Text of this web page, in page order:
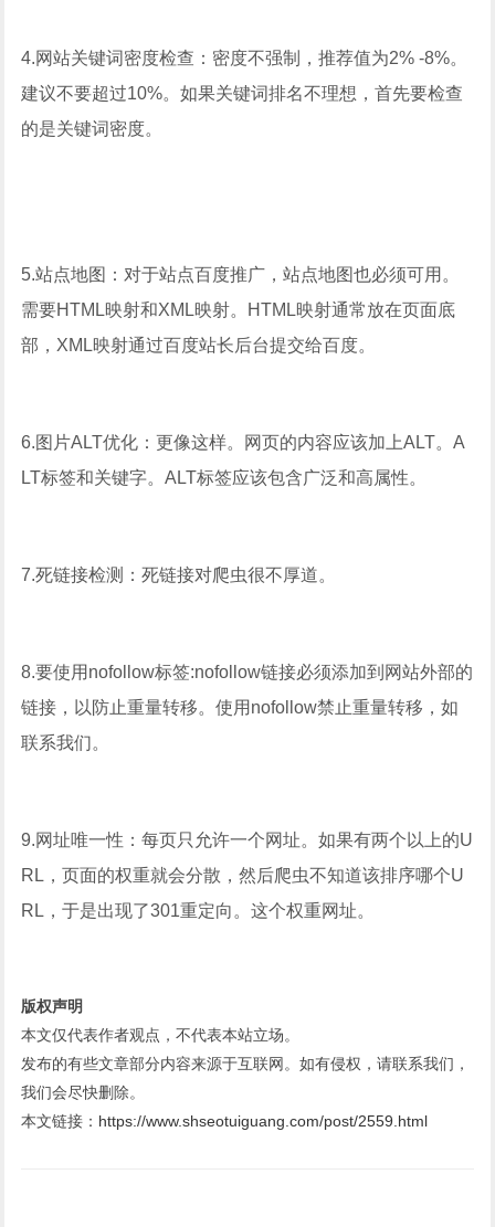
4.网站关键词密度检查：密度不强制，推荐值为2% -8%。
建议不要超过10%。如果关键词排名不理想，首先要检查
的是关键词密度。
5.站点地图：对于站点百度推广，站点地图也必须可用。
需要HTML映射和XML映射。HTML映射通常放在页面底
部，XML映射通过百度站长后台提交给百度。
6.图片ALT优化：更像这样。网页的内容应该加上ALT。A
LT标签和关键字。ALT标签应该包含广泛和高属性。
7.死链接检测：死链接对爬虫很不厚道。
8.要使用nofollow标签:nofollow链接必须添加到网站外部的
链接，以防止重量转移。使用nofollow禁止重量转移，如
联系我们。
9.网址唯一性：每页只允许一个网址。如果有两个以上的U
RL，页面的权重就会分散，然后爬虫不知道该排序哪个U
RL，于是出现了301重定向。这个权重网址。
版权声明
本文仅代表作者观点，不代表本站立场。
发布的有些文章部分内容来源于互联网。如有侵权，请联系我们，
我们会尽快删除。
本文链接： https://www.shseotuiguang.com/post/2559.html